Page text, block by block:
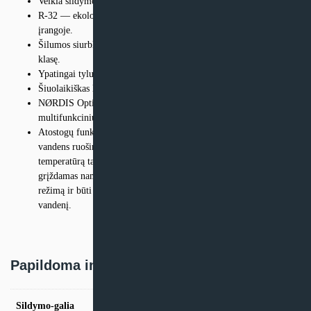
R-32 — ekologiškas šaldymo agentas, naudojamas moderniausioje
įrangoje.
Šilumos siurbliai atitinka aukščiausią A+++ energinio naudingumo
klasę.
Ypatingai tylus – du tyliojo veikimo režimai.
Šiuolaikiškas lietimui jautrus valdymo pultas.
NØRDIS Optimus Pro šilumos siurbliai yra valdomi pažangiu
multifunkciniu valdikliu arba programėle išmaniajame įrenginyje.
Atostogų funkcija: įrenginys veikia šildymo ir (arba) karšto
vandens ruošimo režimu palaikydamas minimalią vandens
temperatūrą tam, kad žiemos metu sistema neužšaltų. Prieš
grįždamas namo vartotojas gali iš anksto nustatyti dezinfekcijos
režimą ir būti tikras, kad naudos švarų ir bakterijomis neužterštą
vandenį.
Papildoma informacija
Sildymo-galia